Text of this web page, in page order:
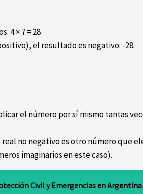
4 × 7 = 28
el resultado es negativo: -28.
el número por sí mismo tantas
no negativo es otro número que
imaginarios en este caso).
Civil y Emergencias en Argentina